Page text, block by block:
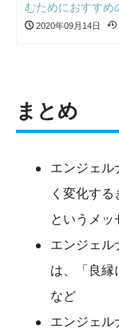
むためにおすすめ
2020年09月14日
まとめ
エンジェル
く変化する
というメッ
エンジェル
は、「良縁
など
エンジェル